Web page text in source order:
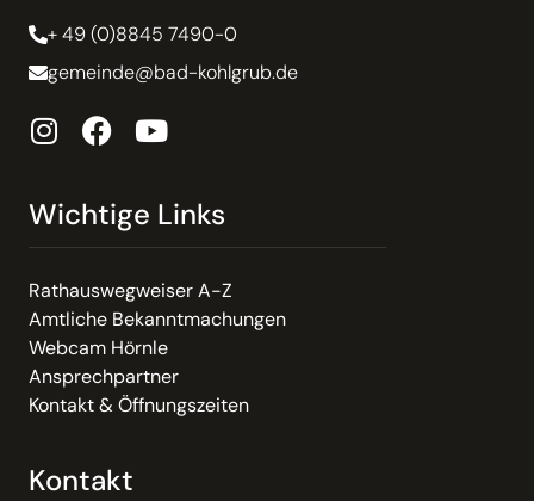
+ 49 (0)8845 7490-0
gemeinde@bad-kohlgrub.de
Wichtige Links
Rathauswegweiser A-Z
Amtliche Bekanntmachungen
Webcam Hörnle
Ansprechpartner
Kontakt & Öffnungszeiten
Kontakt